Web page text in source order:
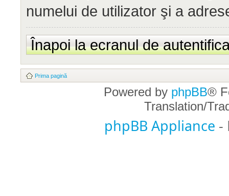
numelui de utilizator şi a
Înapoi la ecranul de
Prima pagină
Powered by phpBB®
Translation/
phpBB Appliance -